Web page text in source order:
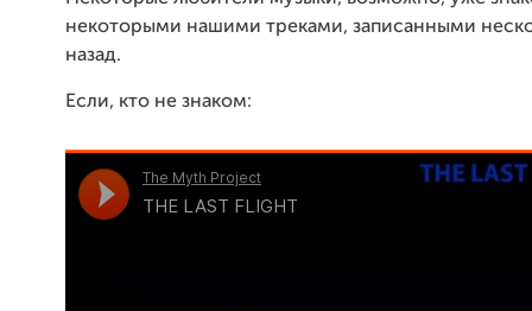
некоторыми нашими треками, записанными
назад.
Если, кто не знаком: